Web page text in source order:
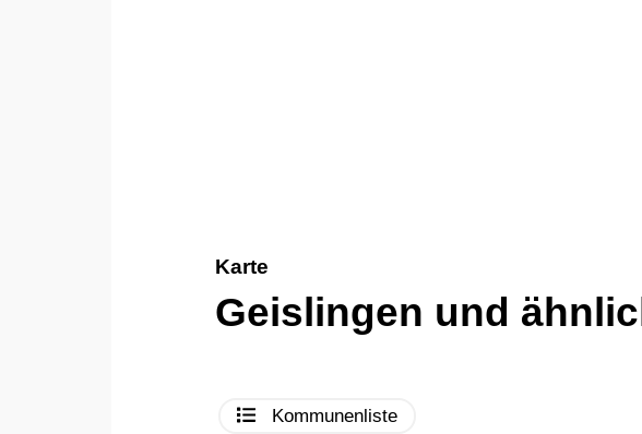
Karte
Geislingen und
Kommunenliste